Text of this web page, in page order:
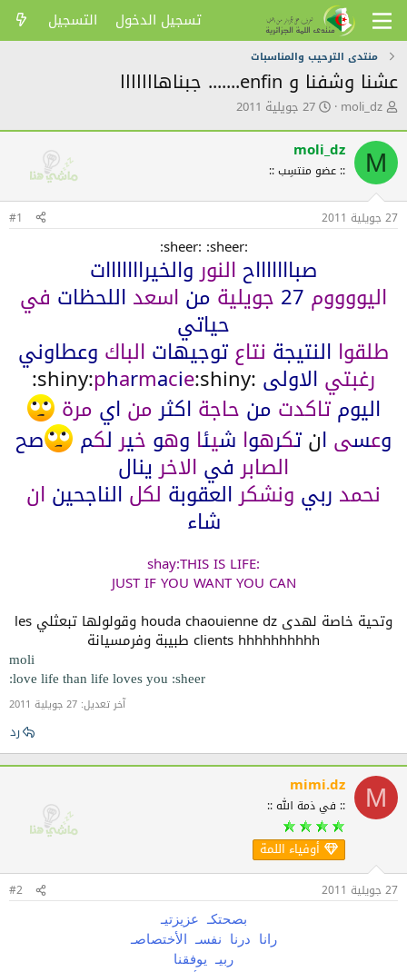
تسجيل الدخول التسجيل
منتدى الترحيب والمناسبات
عشنا وشفنا و enfin....... جبناهااااااا
ك
ت
ب
ا
ل
م
و
ض
moli_dz ت
ر
ي
خ
ل
ش
27 جويلية 2011
M
moli_dz
:: عضو منتسِب ::
27 جويلية 2011 #1
:sheer: :sheer:
صباااااااح النوروالخيرااااااات
اليووووم 27 جويلية من اسعد اللحظات في
حياتي
طلقوا النتيجة نتاعتوجيهات الباك وعطاوني
رغبتي الاولى :shiny:
pharmacie:shiny:
اليومتاكدت من حاجة اكثرمن اي مرة
وعسى انتكرهوا شيئا وهو خيرلكم صح
الصابرفي الاخرينال
نحمد ربي ونشكرالعقوبة لكل الناجحين ان
شاء
:shay:THIS IS LIFE
JUST IF YOU WANT YOU CAN
وتحية خاصة لهدى houda chaouienne dz وقولولها تبعثلي les
clients hhhhhhhhhh طبيبة وفرمسيانة​
moli
love life than life loves you :sheer:
آخر تعديل: 27 جويلية 2011
رد
M
mimi.dz
:: في ذمة الله ::
أوفياء اللمة
27 جويلية 2011 #2
بصحتكـ عزيزتيـ
رانا درنا نفسـ الأختصاصـ
ربيـ يوفقنا